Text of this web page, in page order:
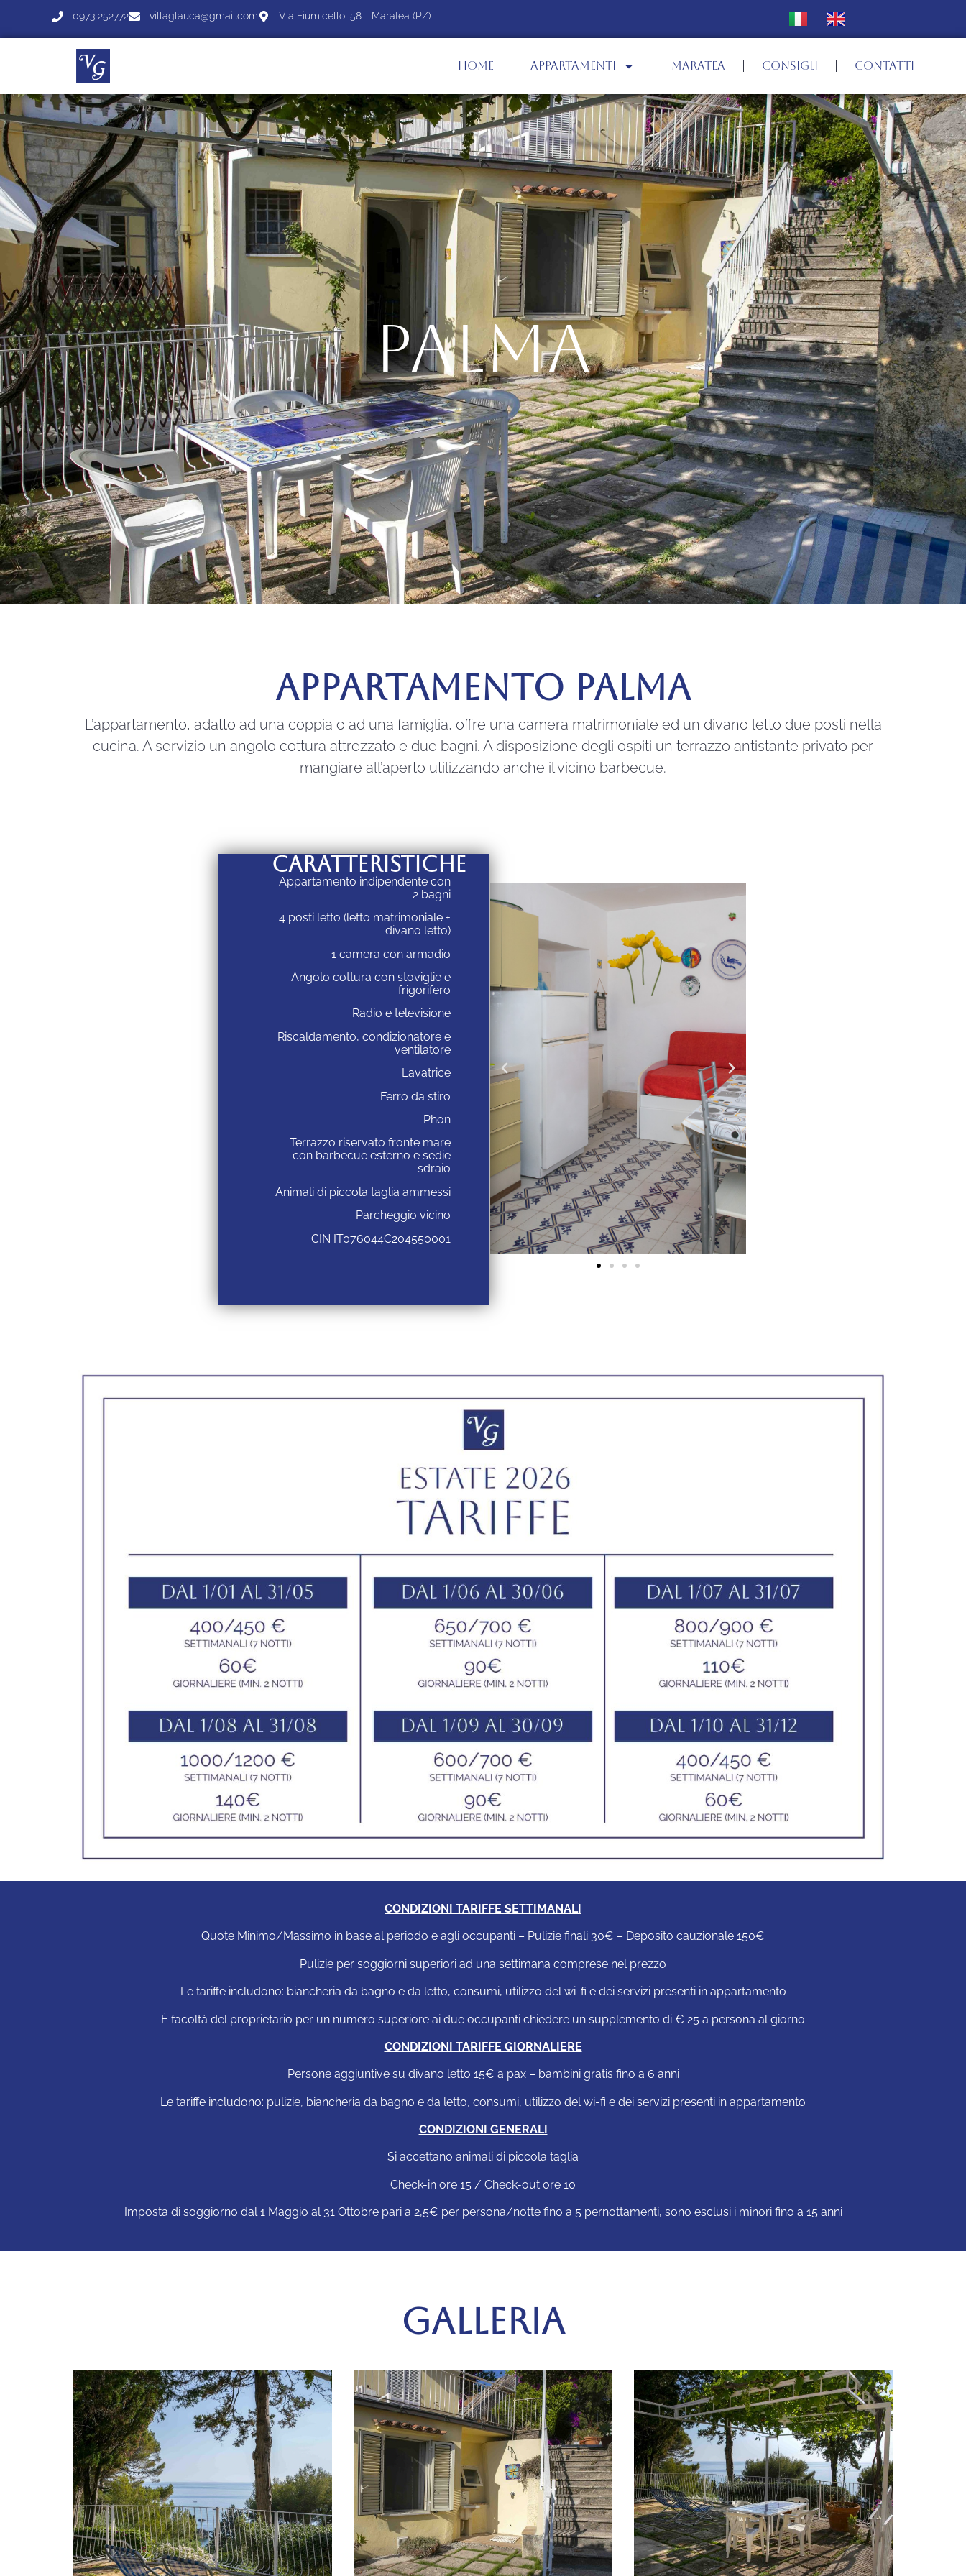
0973 252772 villaglauca@gmail.com Via Fiumicello, 58 - Maratea (PZ)
HOME APPARTAMENTI MARATEA CONSIGLI CONTATTI
PALMA
APPARTAMENTO PALMA
L’appartamento, adatto ad una coppia o ad una famiglia, offre una camera matrimoniale ed un divano letto due posti nella
cucina. A servizio un angolo cottura attrezzato e due bagni. A disposizione degli ospiti un terrazzo antistante privato per
mangiare all’aperto utilizzando anche il vicino barbecue.
CARATTERISTICHE
Appartamento indipendente con
2 bagni
4 posti letto (letto matrimoniale +
divano letto)
1 camera con armadio
Angolo cottura con stoviglie e
frigorifero
Radio e televisione
Riscaldamento, condizionatore e
ventilatore
Lavatrice
Ferro da stiro
Phon
Terrazzo riservato fronte mare
con barbecue esterno e sedie
sdraio
Animali di piccola taglia ammessi
Parcheggio vicino
CIN IT076044C204550001
CONDIZIONI TARIFFE SETTIMANALI
Quote Minimo/Massimo in base al periodo e agli occupanti – Pulizie finali 30€ – Deposito cauzionale 150€
Pulizie per soggiorni superiori ad una settimana comprese nel prezzo
Le tariffe includono: biancheria da bagno e da letto, consumi, utilizzo del wi-fi e dei servizi presenti in appartamento
È facoltà del proprietario per un numero superiore ai due occupanti chiedere un supplemento di € 25 a persona al giorno
CONDIZIONI TARIFFE GIORNALIERE
Persone aggiuntive su divano letto 15€ a pax – bambini gratis fino a 6 anni
Le tariffe includono: pulizie, biancheria da bagno e da letto, consumi, utilizzo del wi-fi e dei servizi presenti in appartamento
CONDIZIONI GENERALI
Si accettano animali di piccola taglia
Check-in ore 15 / Check-out ore 10
Imposta di soggiorno dal 1 Maggio al 31 Ottobre pari a 2,5€ per persona/notte fino a 5 pernottamenti, sono esclusi i minori fino a 15 anni
GALLERIA